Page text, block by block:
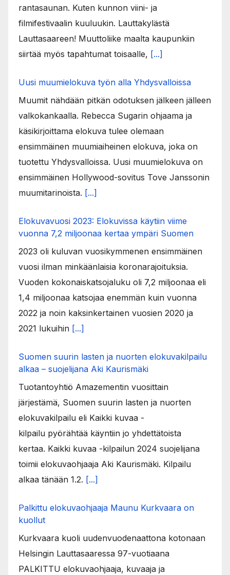
rantasaunan. Kuten kunnon viini- ja
filmifestivaalin kuuluukin. Lauttakylästä
Lauttasaareen! Muuttoliike maalta kaupunkiin
siirtää myös tapahtumat toisaalle, [...]
Uusi muumielokuva työn alla Yhdysvalloissa
Muumit nähdään pitkän odotuksen jälkeen jälleen
valkokankaalla. Rebecca Sugarin ohjaama ja
käsikirjoittama elokuva tulee olemaan
ensimmäinen muumiaiheinen elokuva, joka on
tuotettu Yhdysvalloissa. Uusi muumielokuva on
ensimmäinen Hollywood-sovitus Tove Janssonin
muumitarinoista. [...]
Elokuvavuosi 2023: Elokuvissa käytiin viime
vuonna 7,2 miljoonaa kertaa ympäri Suomen
2023 oli kuluvan vuosikymmenen ensimmäinen
vuosi ilman minkäänlaisia koronarajoituksia.
Vuoden kokonaiskatsojaluku oli 7,2 miljoonaa eli
1,4 miljoonaa katsojaa enemmän kuin vuonna
2022 ja noin kaksinkertainen vuosien 2020 ja
2021 lukuihin [...]
Suomen suurin lasten ja nuorten elokuvakilpailu
alkaa – suojelijana Aki Kaurismäki
Tuotantoyhtiö Amazementin vuosittain
järjestämä, Suomen suurin lasten ja nuorten
elokuvakilpailu eli Kaikki kuvaa -
kilpailu pyörähtää käyntiin jo yhdettätoista
kertaa. Kaikki kuvaa -kilpailun 2024 suojelijana
toimii elokuvaohjaaja Aki Kaurismäki. Kilpailu
alkaa tänään 1.2. [...]
Palkittu elokuvaohjaaja Maunu Kurkvaara on
kuollut
Kurkvaara kuoli uudenvuodenaattona kotonaan
Helsingin Lauttasaaressa 97-vuotiaana
PALKITTU elokuvaohjaaja, kuvaaja ja